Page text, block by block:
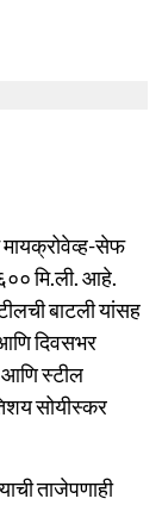
मायक्रोवेव्ह-सेफ
मि.ली. आहे.
बाटली यांसह
दिवसभर
आणि स्टील
सोयीस्कर
ताजेपणाही